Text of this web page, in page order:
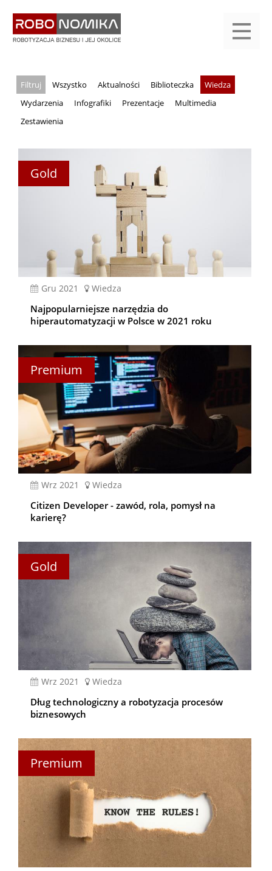
treści
yasne
main
menu
Wszystko
Aktualności Biblioteczka
Wiedza
Wydarzenia
Infografiki Prezentacje
Multimedia
Zestawienia
Gold
gru 2021 Wiedza
Najpopularniejsze narzędzia do
hiperautomatyzacji w Polsce w 2021 roku
Premium
wrz 2021 Wiedza
Citizen Developer - zawód, rola, pomysł na
karierę?
Gold
wrz 2021 Wiedza
Dług technologiczny a robotyzacja procesów
biznesowych
Premium